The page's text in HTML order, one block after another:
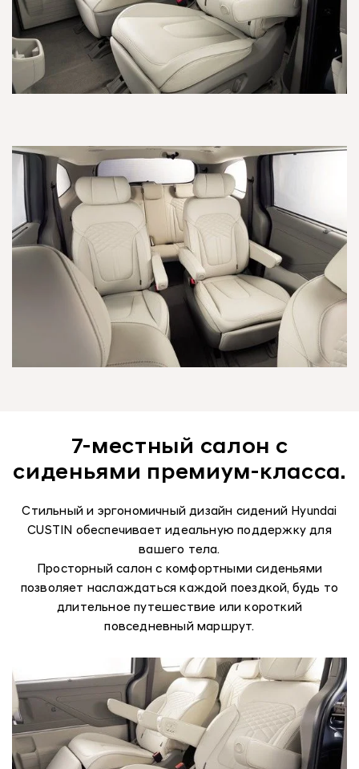
7-местный салон с
сиденьями премиум-класса.
Стильный и эргономичный дизайн сидений Hyundai
CUSTIN обеспечивает идеальную поддержку для
вашего тела.
Просторный салон с комфортными сиденьями
позволяет наслаждаться каждой поездкой, будь то
длительное путешествие или короткий
повседневный маршрут.